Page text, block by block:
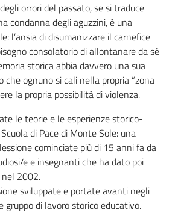
orrori del passato, se si traduce
condanna degli aguzzini, è una
l’ansia di disumanizzare il carnefice
consolatorio di allontanare da sé
storica abbia davvero una sua
che ognuno si cali nella propria “zona
la propria possibilità di violenza.
le teorie e le esperienze storico-
di Pace di Monte Sole: una
cominciate più di 15 anni fa da
e e insegnanti che ha dato poi
2002.
sviluppate e portate avanti negli
di lavoro storico educativo.